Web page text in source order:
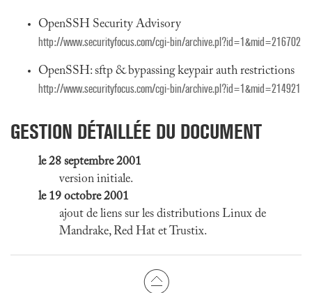
OpenSSH Security Advisory
http://www.securityfocus.com/cgi-bin/archive.pl?id=1&mid=216702
OpenSSH: sftp & bypassing keypair auth restrictions
http://www.securityfocus.com/cgi-bin/archive.pl?id=1&mid=214921
GESTION DÉTAILLÉE DU DOCUMENT
le 28 septembre 2001
version initiale.
le 19 octobre 2001
ajout de liens sur les distributions Linux de
Mandrake, Red Hat et Trustix.